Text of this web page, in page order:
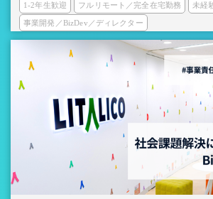
1-2年生歓迎 フルリモート／完全在宅勤務 未経
事業開発／BizDev／ディレクター